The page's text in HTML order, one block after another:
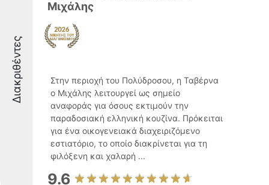
Διακριθέντες
Μιχάλης
Στην περιοχή του Πολύδροσου, η Ταβέρνα
ο Μιχάλης λειτουργεί ως σημείο
αναφοράς για όσους εκτιμούν την
παραδοσιακή ελληνική κουζίνα. Πρόκειται
για ένα οικογενειακά διαχειριζόμενο
εστιατόριο, το οποίο διακρίνεται για τη
φιλόξενη και χαλαρή ...
9.6